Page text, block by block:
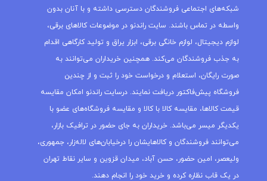
شبکه‌های اجتماعی فروشندگان دسترسی داشته و با آنان بدون
واسطه در تماس باشند. سایت راندنو در موضوعات کالاهای برقی،
لوازم دیجیتال، لوازم خانگی برقی، ابزار یراق و تولید کارگاهی اقدام
به جذب فروشندگان می‌کند. همچنین خریداران می‌توانند به
صورت رایگان، استعلام و درخواست خود را ثبت و از چندین
فروشگاه پیش‌فاکتور دریافت نمایند. درسایت راندنو امکان مقایسه
قیمت کالاها، مقایسه کالا با کالا و مقایسه فروشگاه‌های عضو با
یکدیگر میسر می‌باشد. خریداران به جای حضور در ترافیک بازار،
می‌توانند فروشندگان و کالاهایشان را درخیابان‌های لاله‌زار، جمهوری،
ولیعصر، امین حضور، حسن آباد، میدان قزوین و سایر نقاط تهران
در یک قاب نظاره کرده و خرید خود را انجام دهند.